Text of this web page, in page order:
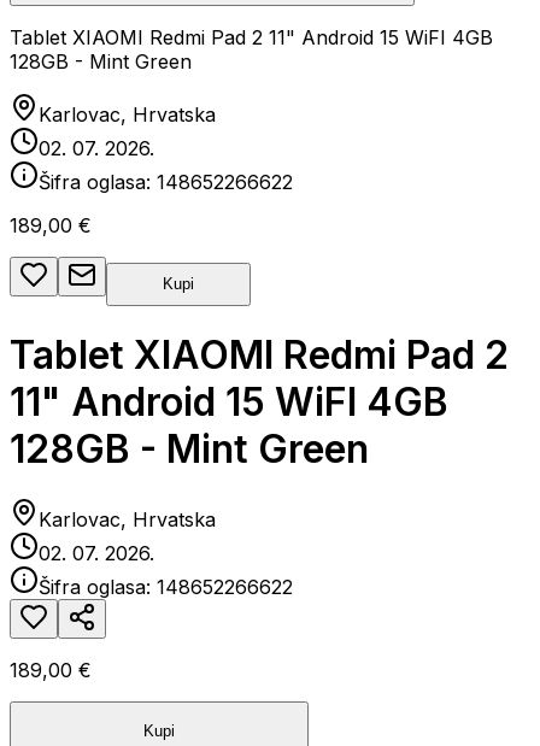
Tablet XIAOMI Redmi Pad 2 11" Android 15 WiFI 4GB
128GB - Mint Green
Karlovac, Hrvatska
02. 07. 2026.
Šifra oglasa: 148652266622
189,00 €
Kupi
Tablet XIAOMI Redmi Pad 2
11" Android 15 WiFI 4GB
128GB - Mint Green
Karlovac, Hrvatska
02. 07. 2026.
Šifra oglasa: 148652266622
189,00 €
Kupi